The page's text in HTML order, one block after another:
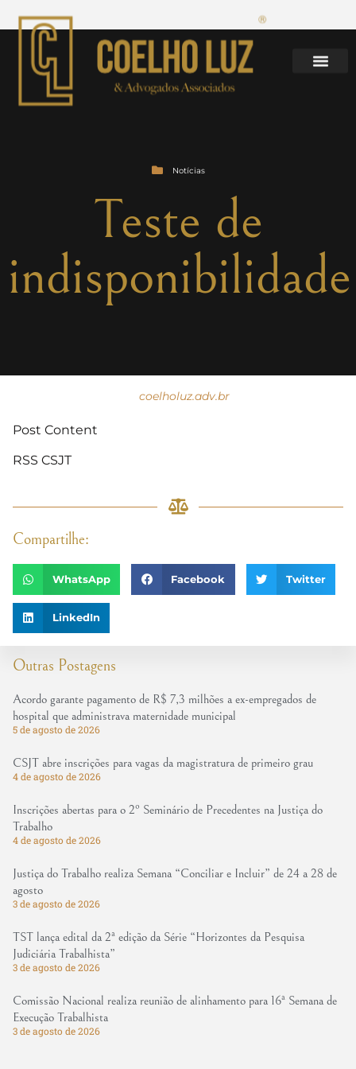
Notícias
Teste de
indisponibilidade
Outras Postagens
Acordo garante pagamento de R$ 7,3 milhões a ex-empregados de
hospital que administrava maternidade municipal
5 de agosto de 2026
CSJT abre inscrições para vagas da magistratura de primeiro grau
4 de agosto de 2026
Inscrições abertas para o 2º Seminário de Precedentes na Justiça do
Trabalho
4 de agosto de 2026
Justiça do Trabalho realiza Semana “Conciliar e Incluir” de 24 a 28 de
agosto
3 de agosto de 2026
TST lança edital da 2ª edição da Série “Horizontes da Pesquisa
Judiciária Trabalhista”
3 de agosto de 2026
Comissão Nacional realiza reunião de alinhamento para 16ª Semana de
Execução Trabalhista
3 de agosto de 2026
coelholuz.adv.br
Post Content
RSS CSJT
Compartilhe:
WhatsApp Facebook Twitter
LinkedIn